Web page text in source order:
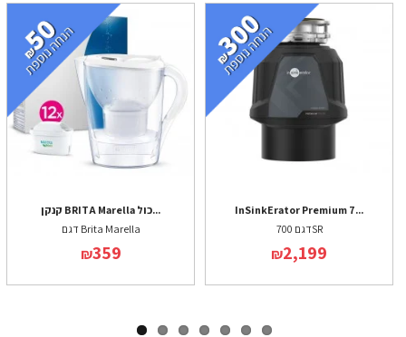
קנקן BRITA Marella כול...
דגם Brita Marella
₪359
InSinkErator Premium 7...
דגם 700SR
₪2,199